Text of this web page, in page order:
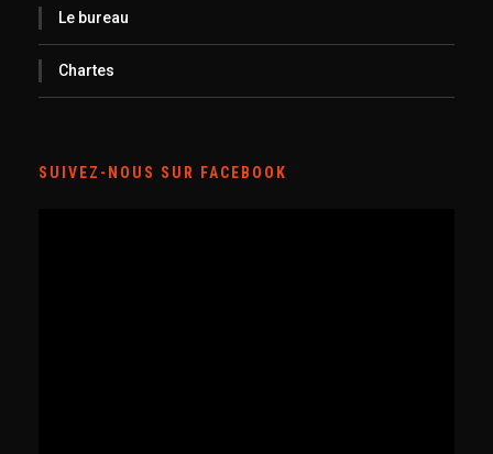
Le bureau
Chartes
SUIVEZ-NOUS SUR FACEBOOK